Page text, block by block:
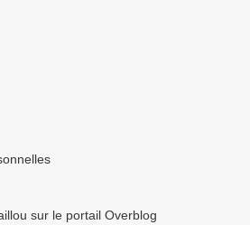
sur le portail Overblog